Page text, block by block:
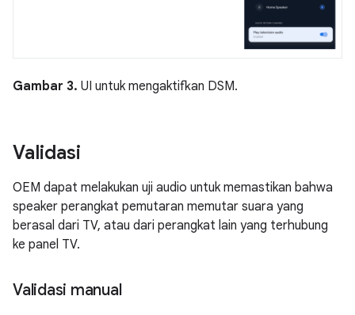
Gambar 3. UI untuk mengaktifkan DSM.
Validasi
OEM dapat melakukan uji audio untuk memastikan bahwa
speaker perangkat pemutaran memutar suara yang
berasal dari TV, atau dari perangkat lain yang terhubung
ke panel TV.
Validasi manual